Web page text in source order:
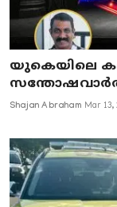
യുകെയിലെ
Shajan Abraham Mar 13,